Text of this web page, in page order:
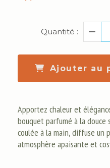
Quantité :
Ajouter au
Apportez chaleur et
bouquet parfumé à la douce
coulée à la main, diffuse un
atmosphère apaisante et